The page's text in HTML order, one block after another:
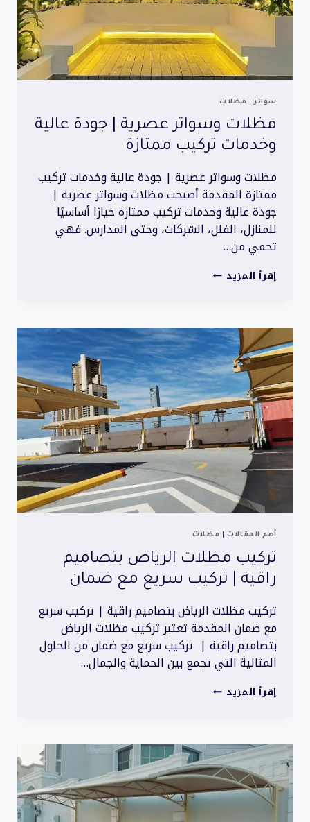
سواتر| مظلات
مظلات وسواتر عصرية | جودة عالية
وخدمات تركيب ممتازة
مظلات وسواتر عصرية | جودة عالية وخدمات تركيب
ممتازة المقدمة أصبحت مظلات وسواتر عصرية |
جودة عالية وخدمات تركيب ممتازة خيارًا أساسيًا
للمنازل، الفلل، الشركات، وحتى المدارس. فهي
تحمي من…
إقرأ المزيد مظلات
جودة
عالية
وخدمات
تركيب
ممتازة
أهم المقالات مظلات
تركيب مظلات الرياض بتصاميم
راقية | تركيب سريع مع ضمان
تركيب مظلات الرياض بتصاميم راقية | تركيب سريع
مع ضمان المقدمة تعتبر تركيب مظلات الرياض
بتصاميم راقية | تركيب سريع مع ضمان من الحلول
المثالية التي تجمع بين الحماية والجمال…
إقرأ المزيد تركيب
راقية
|
تركيب
سريع
مع